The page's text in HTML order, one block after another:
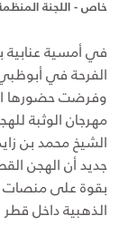
خاص - اللجنة
في أمسية عنابية
الفرحة في
وفرضت حضورها
مهرجان الوثبة
الشيخ محمد بن
جديد أن الهجن
بقوة على منصات
الذهبية داخل قطر